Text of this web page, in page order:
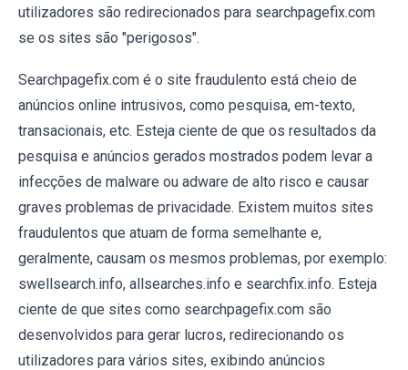
utilizadores são redirecionados para searchpagefix.com
se os sites são "perigosos".
Searchpagefix.com é o site fraudulento está cheio de
anúncios online intrusivos, como pesquisa, em-texto,
transacionais, etc. Esteja ciente de que os resultados da
pesquisa e anúncios gerados mostrados podem levar a
infecções de malware ou adware de alto risco e causar
graves problemas de privacidade. Existem muitos sites
fraudulentos que atuam de forma semelhante e,
geralmente, causam os mesmos problemas, por exemplo:
swellsearch.info, allsearches.info e searchfix.info. Esteja
ciente de que sites como searchpagefix.com são
desenvolvidos para gerar lucros, redirecionando os
utilizadores para vários sites, exibindo anúncios